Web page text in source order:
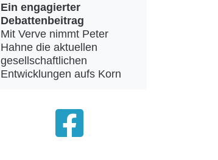
Ein engagierter
Debattenbeitrag
Mit Verve nimmt Peter
Hahne die aktuellen
gesellschaftlichen
Entwicklungen aufs Korn